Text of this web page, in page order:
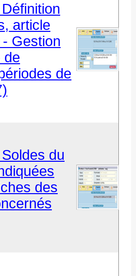
article
Gestion
de
de
du
des